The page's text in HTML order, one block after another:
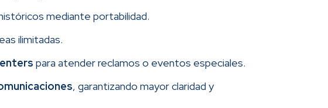
mediante portabilidad.
ilimitadas.
para atender reclamos o eventos especiales.
, garantizando mayor claridad y